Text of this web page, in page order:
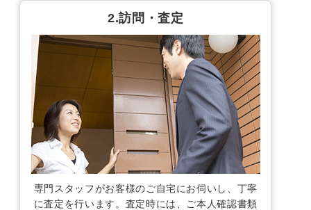
2.訪問・査定
専門スタッフがお客様のご自宅にお伺いし、丁寧
に査定を行います。査定時には、ご本人確認書類